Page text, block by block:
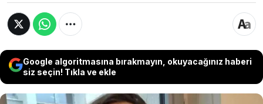
Google algoritmasına bırakmayın, okuyacağınız haberi
siz seçin! Tıkla ve ekle